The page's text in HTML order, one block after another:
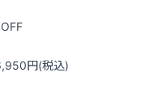
円(税込)